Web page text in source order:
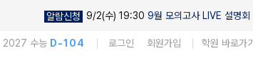
알람신청 9/2(수) 19:30 9월 모의고사 LIVE 설명회
2027 수능 D-104 로그인 회원가입 학원 바로가기